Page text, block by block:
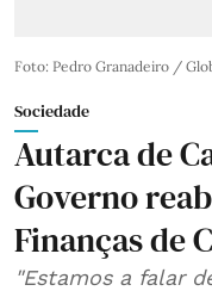
Foto: Pedro Granadeiro /
Sociedade
Autarca de
Governo
Finanças de
"Estamos a falar